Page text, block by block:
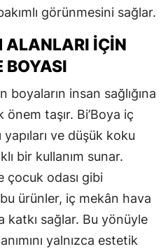
görünmesini sağlar.
ALANLARI İÇIN
BOYASI
boyaların insan sağlığına
taşır. Bi’Boya iç
ve düşük koku
bir kullanım sunar.
çocuk odası gibi
ürünler, iç mekân hava
katkı sağlar. Bu yönüyle
yalnızca estetik